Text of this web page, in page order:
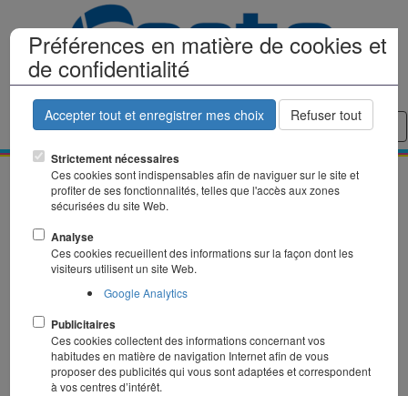
Préférences en matière de cookies et
de confidentialité
Accepter tout et enregistrer mes choix Refuser tout
Strictement nécessaires
Ces cookies sont indispensables afin de naviguer sur le site et
profiter de ses fonctionnalités, telles que l'accès aux zones
sécurisées du site Web.
Analyse
Ces cookies recueillent des informations sur la façon dont les
visiteurs utilisent un site Web.
Google Analytics
Publicitaires
Ces cookies collectent des informations concernant vos
habitudes en matière de navigation Internet afin de vous
proposer des publicités qui vous sont adaptées et correspondent
à vos centres d’intérêt.
Raineuses Plieuses